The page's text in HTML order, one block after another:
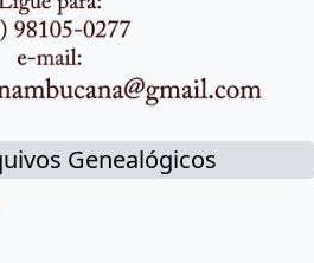
Genealógicos